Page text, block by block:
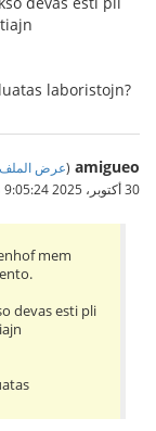
laboristojn?
amigueo
(عرض
30 أكتوبر، 2025 9:05:24 ص
mem
devas esti pli